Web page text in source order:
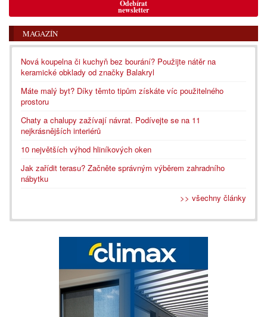
Odebírat
newsletter
MAGAZÍN
Nová koupelna či kuchyň bez bourání? Použijte nátěr na
keramické obklady od značky Balakryl
Máte malý byt? Díky těmto tipům získáte víc použitelného
prostoru
Chaty a chalupy zažívají návrat. Podívejte se na 11
nejkrásnějších interiérů
10 největších výhod hliníkových oken
Jak zařídit terasu? Začněte správným výběrem zahradního
nábytku
>> všechny články